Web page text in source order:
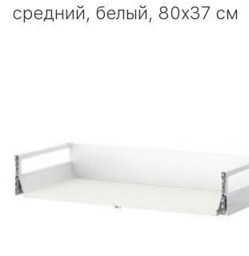
средний, белый, 80x37 см